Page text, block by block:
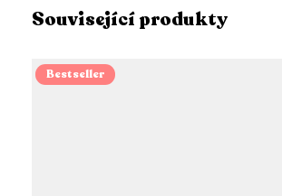
Související produkty
Bestseller